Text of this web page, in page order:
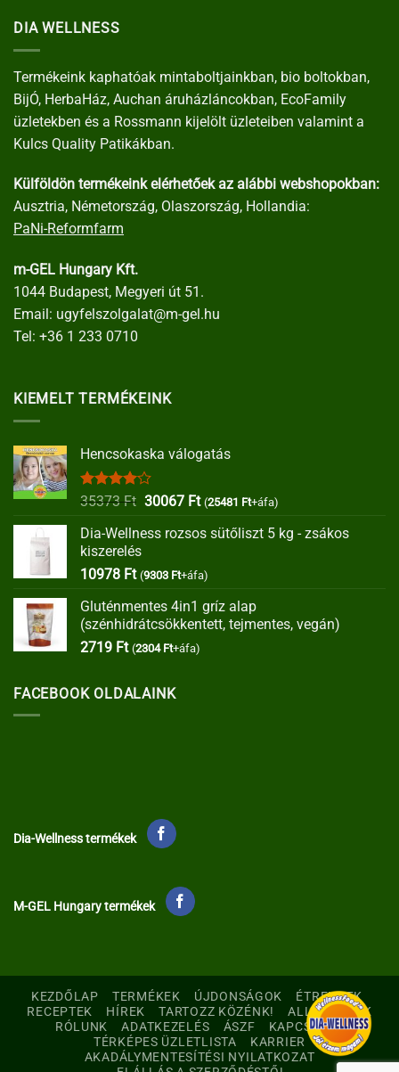
DIA WELLNESS
Termékeink kaphatóak mintaboltjainkban, bio boltokban,
BijÓ, HerbaHáz, Auchan áruházláncokban, EcoFamily
üzletekben és a Rossmann kijelölt üzleteiben valamint a
Kulcs Quality Patikákban.
Külföldön termékeink elérhetőek az alábbi webshopokban:
Ausztria, Németország, Olaszország, Hollandia:
PaNi-Reformfarm
m-GEL Hungary Kft.
1044 Budapest, Megyeri út 51.
Email: ugyfelszolgalat@m-gel.hu
Tel: +36 1 233 0710
KIEMELT TERMÉKEINK
Hencsokaska válogatás
Értékelés:
35373Ft Original
was:
30067 FtCurrent
is:
(25481 Ft+áfa)
Dia-Wellness rozsos sütőliszt 5 kg - zsákos
kiszerelés
10978 Ft (9303 Ft+áfa)
Gluténmentes 4in1 gríz alap
(szénhidrátcsökkentett, tejmentes, vegán)
2719 Ft (2304 Ft+áfa)
FACEBOOK OLDALAINK
Dia-Wellness termékek
M-GEL Hungary termékek
KEZDŐLAP TERMÉKEK ÚJDONSÁGOK
ÉTRENDEK
RECEPTEK
HÍREK TARTOZZ KÖZÉNK!
ALLERGÉNEK
RÓLUNK
ADATKEZELÉS ÁSZF
KAPCSOLAT
TÉRKÉPES ÜZLETLISTA
KARRIER
AKADÁLYMENTESÍTÉSI NYILATKOZAT